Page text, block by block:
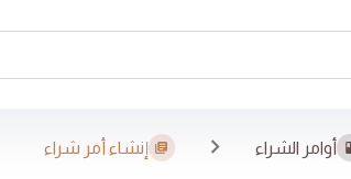
أوامر الشراء إنشاء أمر شراء